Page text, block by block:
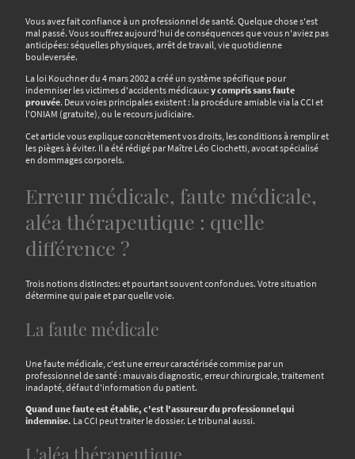
Vous avez fait confiance à un professionnel de santé. Quelque chose s'est
mal passé. Vous souffrez aujourd'hui de conséquences que vous n'aviez pas
anticipées: séquelles physiques, arrêt de travail, vie quotidienne
bouleversée.
La loi Kouchner du 4 mars 2002 a créé un système spécifique pour
indemniser les victimes d'accidents médicaux: y compris sans faute
prouvée. Deux voies principales existent : la procédure amiable via la CCI et
l'ONIAM (gratuite), ou le recours judiciaire.
Cet article vous explique concrètement vos droits, les conditions à remplir et
les pièges à éviter. Il a été rédigé par Maître Léo Ciochetti, avocat spécialisé
en dommages corporels.
Erreur médicale, faute médicale,
aléa thérapeutique : quelle
différence ?
Trois notions distinctes: et pourtant souvent confondues. Votre situation
détermine qui paie et par quelle voie.
La faute médicale
Une faute médicale, c'est une erreur caractérisée commise par un
professionnel de santé : mauvais diagnostic, erreur chirurgicale, traitement
inadapté, défaut d'information du patient.
Quand une faute est établie, c'est l'assureur du professionnel qui
indemnise. La CCI peut traiter le dossier. Le tribunal aussi.
L'aléa thérapeutique